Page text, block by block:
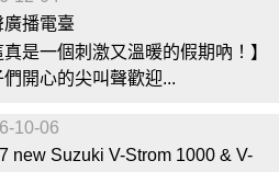
廣播電臺
真是一個刺激又溫暖的假期吶！】
們開心的尖叫聲歡迎...
10-06
new Suzuki V-Strom 1000 & V-